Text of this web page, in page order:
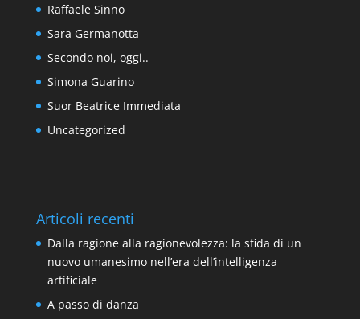
Raffaele Sinno
Sara Germanotta
Secondo noi, oggi..
Simona Guarino
Suor Beatrice Immediata
Uncategorized
Articoli recenti
Dalla ragione alla ragionevolezza: la sfida di un
nuovo umanesimo nell’era dell’intelligenza
artificiale
A passo di danza